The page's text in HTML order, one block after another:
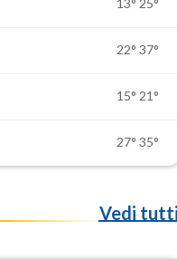
13° 25°
22° 37°
15° 21°
27° 35°
Vedi tutti